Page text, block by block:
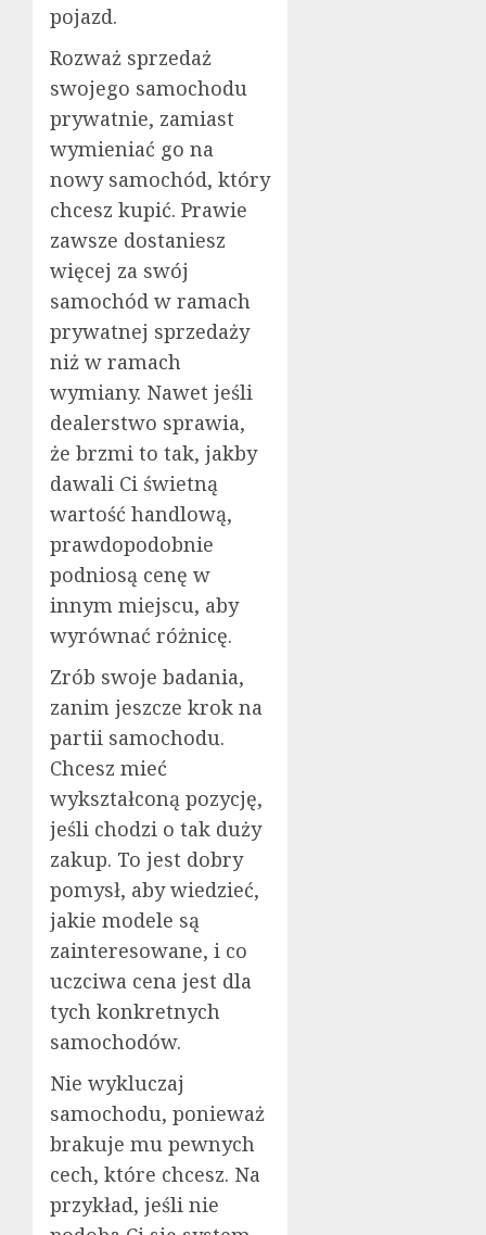
pojazd.
Rozważ sprzedaż
swojego samochodu
prywatnie, zamiast
wymieniać go na
nowy samochód, który
chcesz kupić. Prawie
zawsze dostaniesz
więcej za swój
samochód w ramach
prywatnej sprzedaży
niż w ramach
wymiany. Nawet jeśli
dealerstwo sprawia,
że brzmi to tak, jakby
dawali Ci świetną
wartość handlową,
prawdopodobnie
podniosą cenę w
innym miejscu, aby
wyrównać różnicę.
Zrób swoje badania,
zanim jeszcze krok na
partii samochodu.
Chcesz mieć
wykształconą pozycję,
jeśli chodzi o tak duży
zakup. To jest dobry
pomysł, aby wiedzieć,
jakie modele są
zainteresowane, i co
uczciwa cena jest dla
tych konkretnych
samochodów.
Nie wykluczaj
samochodu, ponieważ
brakuje mu pewnych
cech, które chcesz. Na
przykład, jeśli nie